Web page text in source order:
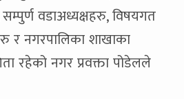
वडाअध्यक्षहरु, विषयगत
र नगरपालिका शाखाका
रहेको नगर प्रवक्ता पोडेलले